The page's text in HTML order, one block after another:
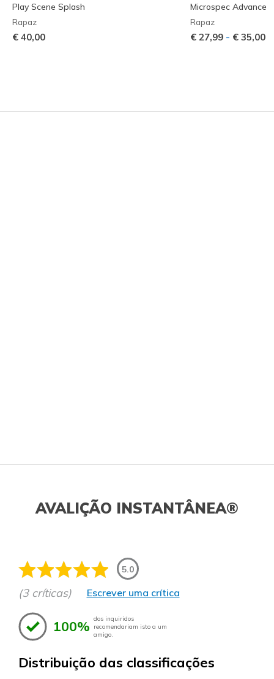
Play Scene Splash
Rapaz
€ 40,00
Microspec Advance
Rapaz
€ 27,99 - € 35,00
AVALIÇÃO INSTANTÂNEA®
5.0
(3 críticas) Escrever uma crítica
100% dos inquiridos
recomendariam isto a um
amigo.
Distribuição das classificações